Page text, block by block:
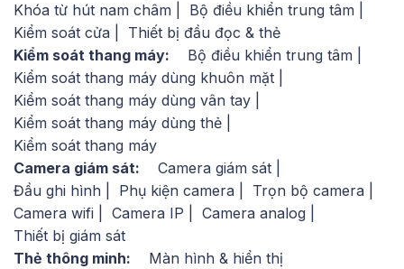
Khóa từ hút nam châm
Bộ điều khiển trung tâm
Kiểm soát cửa
Thiết bị đầu đọc & thẻ
Kiểm soát thang máy:
Bộ điều khiển trung tâm
Kiểm soát thang máy dùng khuôn mặt
Kiểm soát thang máy dùng vân tay
Kiểm soát thang máy dùng thẻ
Kiểm soát thang máy
Camera giám sát:
Camera giám sát
Đầu ghi hình
Phụ kiện camera
Trọn bộ camera
Camera wifi
Camera IP
Camera analog
Thiết bị giám sát
Thẻ thông minh:
Màn hình & hiển thị